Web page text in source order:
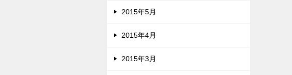
2015年5月
2015年4月
2015年3月